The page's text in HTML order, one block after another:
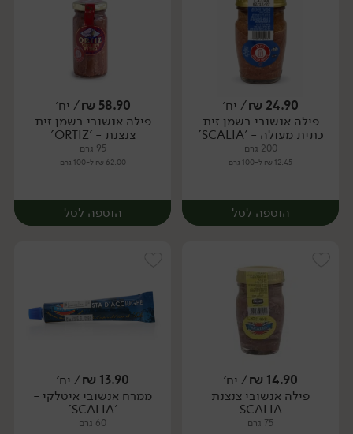
יח׳ יח׳
24.90
₪/ יח׳
פילה אנשובי בשמן זית
כתית מעולה - 'SCALIA'
200 גרם
12.45 ₪ ל-100 גרם
הוספה לסל
יח׳
58.90
₪/ יח׳
פילה אנשובי בשמן זית
צנצנת - 'ORTIZ'
95 גרם
62.00 ₪ ל-100 גרם
הוספה לסל
יח׳
14.90
₪/ יח׳
פילה אנשובי צנצנת
SCALIA
75 גרם
13.90
₪/ יח׳
ממרח אנשובי איטלקי -
'SCALIA'
60 גרם